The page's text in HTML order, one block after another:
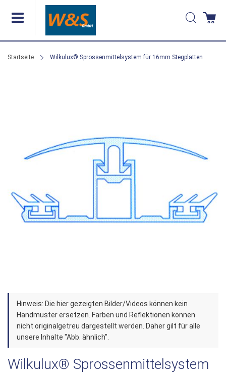
Inhalt
Suche
Startseite Wilkulux® Sprossenmittelsystem für 16mm Stegplatten
Zum
Anfang
der
Bildergalerie
Hinweis: Die hier gezeigten Bilder/Videos können kein
Handmuster ersetzen. Farben und Reflektionen können
nicht originalgetreu dargestellt werden. Daher gilt für alle
unsere Inhalte "Abb. ähnlich".
Wilkulux® Sprossenmittelsystem